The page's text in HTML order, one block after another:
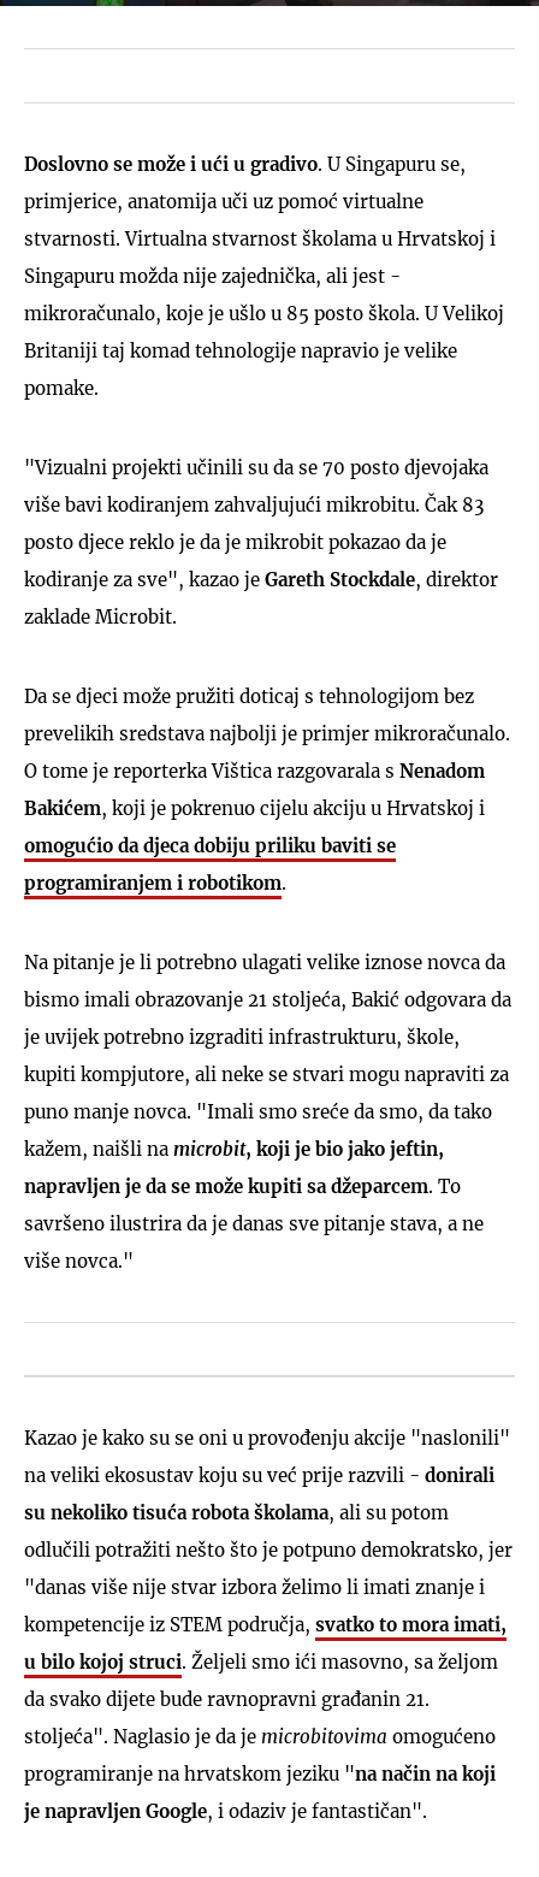
Doslovno se može i ući u gradivo. U Singapuru se,
primjerice, anatomija uči uz pomoć virtualne
stvarnosti. Virtualna stvarnost školama u Hrvatskoj i
Singapuru možda nije zajednička, ali jest -
mikroračunalo, koje je ušlo u 85 posto škola. U Velikoj
Britaniji taj komad tehnologije napravio je velike
pomake.
"Vizualni projekti učinili su da se 70 posto djevojaka
više bavi kodiranjem zahvaljujući mikrobitu. Čak 83
posto djece reklo je da je mikrobit pokazao da je
kodiranje za sve", kazao je Gareth Stockdale, direktor
zaklade Microbit.
Da se djeci može pružiti doticaj s tehnologijom bez
prevelikih sredstava najbolji je primjer mikroračunalo.
O tome je reporterka Vištica razgovarala s Nenadom
Bakićem, koji je pokrenuo cijelu akciju u Hrvatskoj i
omogućio da djeca dobiju priliku baviti se
programiranjem i robotikom.
Na pitanje je li potrebno ulagati velike iznose novca da
bismo imali obrazovanje 21 stoljeća, Bakić odgovara da
je uvijek potrebno izgraditi infrastrukturu, škole,
kupiti kompjutore, ali neke se stvari mogu napraviti za
puno manje novca. "Imali smo sreće da smo, da tako
kažem, naišli na microbit, koji je bio jako jeftin,
napravljen je da se može kupiti sa džeparcem. To
savršeno ilustrira da je danas sve pitanje stava, a ne
više novca."
Kazao je kako su se oni u provođenju akcije "naslonili"
na veliki ekosustav koju su već prije razvili - donirali
su nekoliko tisuća robota školama, ali su potom
odlučili potražiti nešto što je potpuno demokratsko, jer
"danas više nije stvar izbora želimo li imati znanje i
kompetencije iz STEM područja, svatko to mora imati,
u bilo kojoj struci. Željeli smo ići masovno, sa željom
da svako dijete bude ravnopravni građanin 21.
stoljeća". Naglasio je da je microbitovima omogućeno
programiranje na hrvatskom jeziku "na način na koji
je napravljen Google, i odaziv je fantastičan".